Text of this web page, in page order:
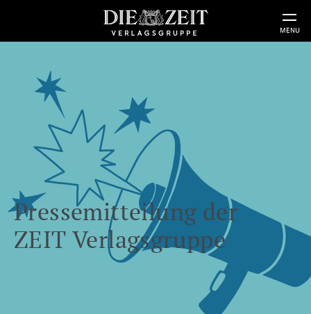
MENU
Pressemitteilung der
ZEIT Verlagsgruppe